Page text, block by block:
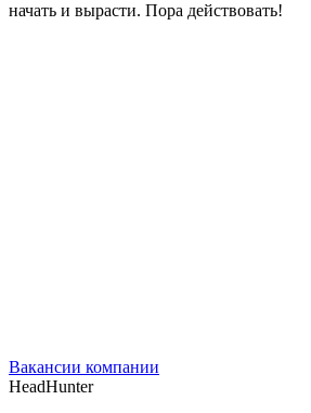
начать и вырасти. Пора действовать!
Вакансии компании
HeadHunter